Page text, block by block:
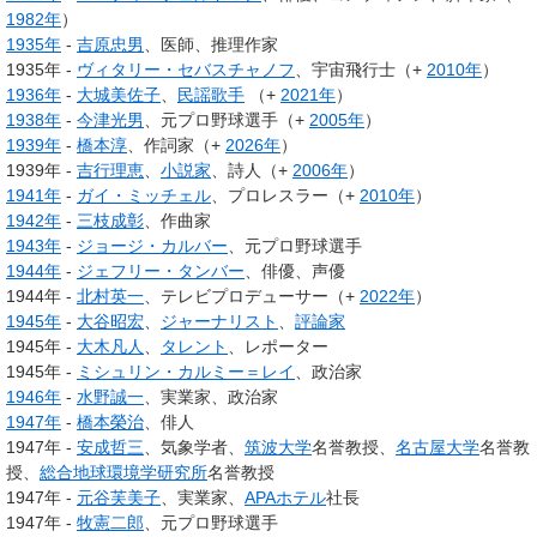
1982年）
1935年 - 吉原忠男
、医師、推理作家
1935年 - ヴィタリー・セバスチャノフ 、宇宙飛行士（+ 2010年）
1936年 - 大城美佐子 民謡歌手 （+ 2021年）
1938年 - 今津光男 、元プロ野球選手（+ 2005年）
1939年 - 橋本淳 、作詞家（+ 2026年）
1939年 - 吉行理恵 小説家 、詩人（+ 2006年）
1941年 - ガイ・ミッチェル 、プロレスラー（+ 2010年）
1942年 - 三枝成彰 、作曲家
1943年 - ジョージ・カルバー 、元プロ野球選手
1944年 - ジェフリー・タンバー 、俳優、声優
1944年 - 北村英一 、テレビプロデューサー（+ 2022年）
1945年 - 大谷昭宏 ジャーナリスト
評論家
1945年 - 大木凡人 タレント
、レポーター
1945年 - ミシュリン・カルミー＝レイ
、政治家
1946年 - 水野誠一 、実業家、政治家
1947年 - 橋本榮治 、俳人
1947年 - 安成哲三 、気象学者、 筑波大学名誉教授、 名古屋大学名誉教
授、 総合地球環境学研究所名誉教授
1947年 - 元谷芙美子 、実業家、 APAホテル社長
1947年 - 牧憲二郎 、元プロ野球選手